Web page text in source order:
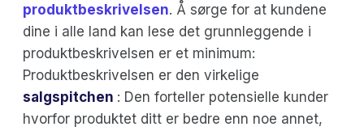
produktbeskrivelsen. Å sørge for at kundene
dine i alle land kan lese det grunnleggende i
produktbeskrivelsen er et minimum:
Produktbeskrivelsen er den virkelige
salgspitchen : Den forteller potensielle kunder
hvorfor produktet ditt er bedre enn noe annet,